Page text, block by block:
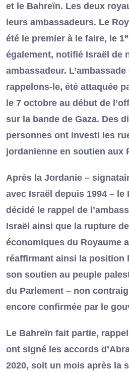
et le Bahreïn. Les deux
leurs ambassadeurs. Le
été le premier à le faire, le 1
également, notifié Israël de
ambassadeur. L’ambassade
rappelons-le, été attaquée
le 7 octobre au début de
sur la bande de Gaza. Des
personnes ont investi les
jordanienne en soutien aux
Après la Jordanie –
avec Israël depuis 1994 – le
décidé le rappel de
Israël ainsi que la rupture
économiques du Royaume
réaffirmant ainsi la position
son soutien au peuple
du Parlement – non
encore confirmée par le
Le Bahreïn fait partie,
ont signé les accords
2020, soit un mois après la